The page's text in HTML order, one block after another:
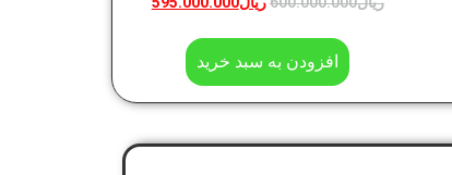
افزودن به سبد خرید